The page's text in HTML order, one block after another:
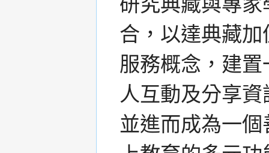
合，以達典藏
服務概念，建
人互動及分享
並進而成為一